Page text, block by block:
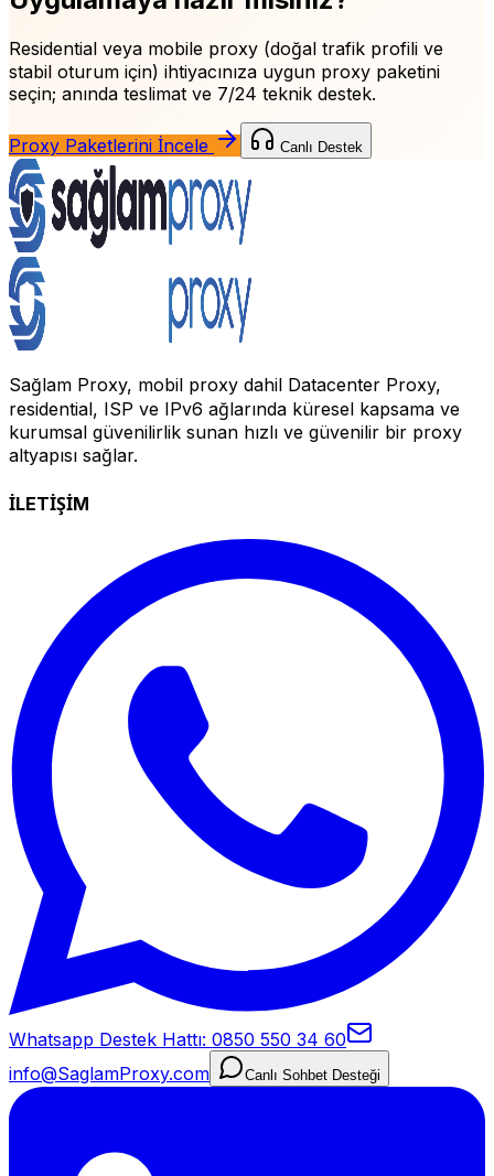
Residential veya mobile proxy (doğal trafik profili ve
stabil oturum için) ihtiyacınıza uygun proxy paketini
seçin; anında teslimat ve 7/24 teknik destek.
Proxy Paketlerini İncele Canlı Destek
Sağlam Proxy, mobil proxy dahil Datacenter Proxy,
residential, ISP ve IPv6 ağlarında küresel kapsama ve
kurumsal güvenilirlik sunan hızlı ve güvenilir bir proxy
altyapısı sağlar.
İLETİŞİM
Whatsapp Destek Hattı: 0850 550 34 60
info@SaglamProxy.com
Canlı Sohbet Desteği